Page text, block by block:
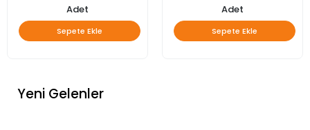
Adet
Sepete Ekle
Adet
Sepete Ekle
Yeni Gelenler